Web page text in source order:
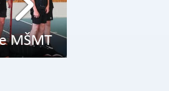
MŠMT